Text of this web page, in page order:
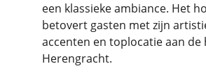
een klassieke ambiance. Het
betovert gasten met zijn
accenten en toplocatie aan de
Herengracht.